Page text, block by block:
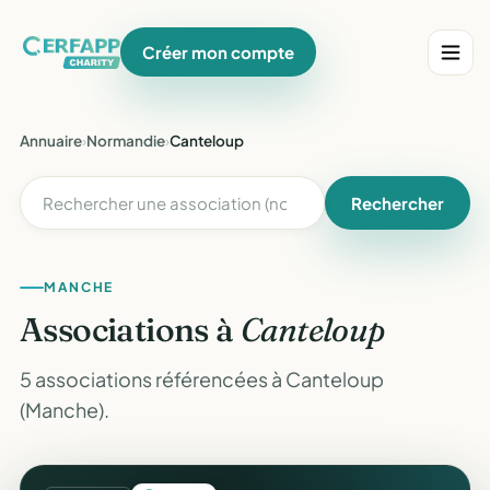
Créer mon compte
Annuaire›Normandie›Canteloup
Rechercher
MANCHE
Associations à Canteloup
5 associations référencées à Canteloup
(Manche).